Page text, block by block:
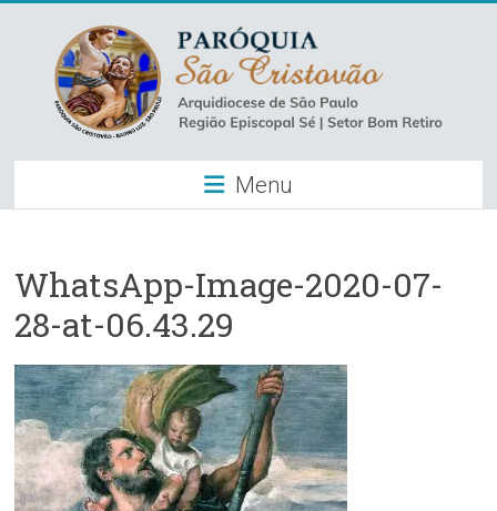
content
Paróquia
São
–
Luz
Arquidiocese
de
São
Paulo
–
Região
Menu
WhatsApp-Image-2020-07-
28-at-06.43.29